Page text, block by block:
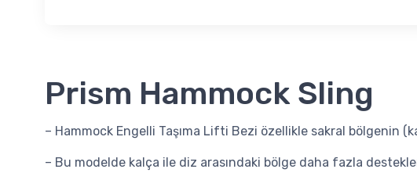
Prism Hammock Sling
– Hammock Engelli Taşıma Lifti Bezi özellikle sakral bölgenin
– Bu modelde kalça ile diz arasındaki bölge daha fazla